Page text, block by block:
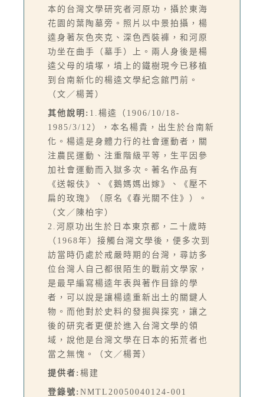
本的台灣文學研究者河原功，攝於東海
花園的葉陶墓旁。照片以中景拍攝，楊
逵身著灰色夾克、深色西裝褲，和河原
功坐在曲手（墓手）上。兩人身後是楊
逵父母的墳塚，墳上的鐵樹現今已移植
到台南新化的楊逵文學紀念館門前。
（文／楊菁）
其他說明: 1.楊逵（1906/10/18-
1985/3/12），本名楊貴，出生於台南新
化。楊逵是身體力行的社會運動者，關
注農民運動、注重階級平等，生平因參
加社會運動而入獄多次。著名作品有
《送報伕》、《鵝媽媽出嫁》、《壓不
扁的玫瑰》（原名《春光關不住》）。
（文／陳柏宇）
2.河原功出生於日本東京都，二十歲時
（1968年）接觸台灣文學後，便多次到
訪當時仍處於戒嚴時期的台灣，尋訪多
位台灣人自己都很陌生的戰前文學家，
是最早編寫楊逵年表與著作目錄的學
者，可以說是讓楊逵重新出土的關鍵人
物。而他對於史料的發掘與探究，讓之
後的研究者更便於進入台灣文學的領
域，說他是台灣文學在日本的拓荒者也
當之無愧。（文／楊菁）
提供者: 楊建
登錄號: NMTL20050040124-001